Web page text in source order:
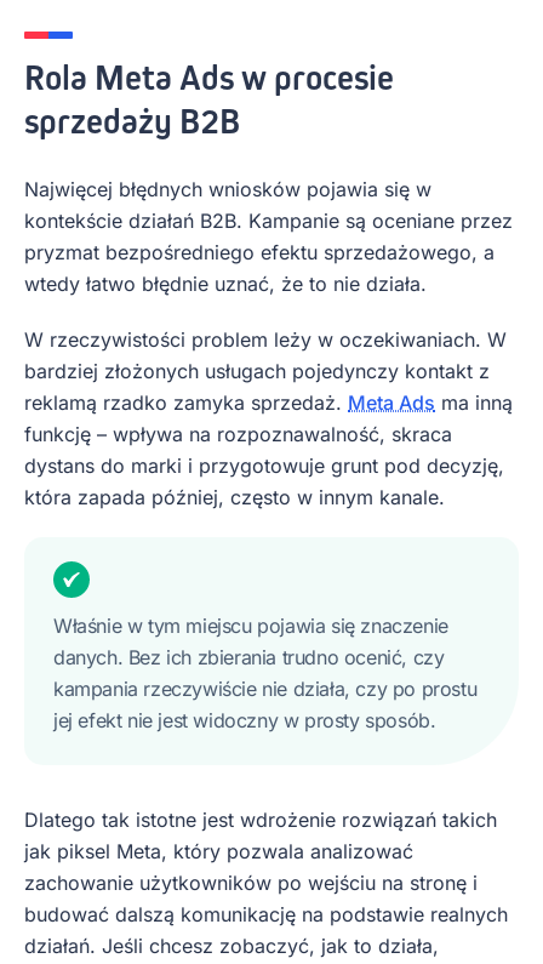
Rola Meta Ads w procesie
sprzedaży B2B
Najwięcej błędnych wniosków pojawia się w
kontekście działań B2B. Kampanie są oceniane przez
pryzmat bezpośredniego efektu sprzedażowego, a
wtedy łatwo błędnie uznać, że to nie działa.
W rzeczywistości problem leży w oczekiwaniach. W
bardziej złożonych usługach pojedynczy kontakt z
reklamą rzadko zamyka sprzedaż. Meta Ads ma inną
funkcję – wpływa na rozpoznawalność, skraca
dystans do marki i przygotowuje grunt pod decyzję,
która zapada później, często w innym kanale.
Właśnie w tym miejscu pojawia się znaczenie
danych. Bez ich zbierania trudno ocenić, czy
kampania rzeczywiście nie działa, czy po prostu
jej efekt nie jest widoczny w prosty sposób.
Dlatego tak istotne jest wdrożenie rozwiązań takich
jak piksel Meta, który pozwala analizować
zachowanie użytkowników po wejściu na stronę i
budować dalszą komunikację na podstawie realnych
działań. Jeśli chcesz zobaczyć, jak to działa,